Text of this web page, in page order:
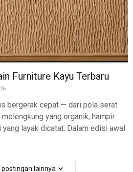
Furniture Kayu Terbaru
bergerak cepat — dari pola serat
yang organik, hampir
layak dicatat. Dalam edisi awal
postingan lainnya